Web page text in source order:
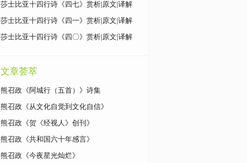
莎士比亚十四行诗《四七》赏析|原文|译解
莎士比亚十四行诗《四一》赏析|原文|译解
莎士比亚十四行诗《四〇》赏析|原文|译解
文章荟萃
熊召政《阿城行（五首）》诗集
熊召政《从文化自觉到文化自信》
熊召政《贺《经视人》创刊》
熊召政《共和国六十年感言》
熊召政《今夜星光灿烂》